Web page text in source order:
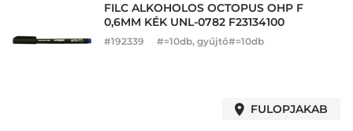
FILC ALKOHOLOS OCTOPUS OHP F
0,6MM KÉK UNL-0782 F23134100
#192339 #=10db, gyűjtő#=10db
FULOPJAKAB